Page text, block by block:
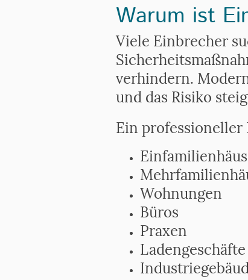
Warum ist
Viele Einbrecher
verhindern.
und das Risiko
Ein
Wohnungen
Büros
Praxen
Ladengeschäfte